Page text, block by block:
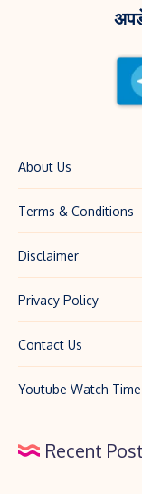
About Us
Terms & Conditions
Disclaimer
Privacy Policy
Contact Us
Youtube Watch
Recent